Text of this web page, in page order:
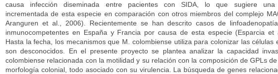
causa infección diseminada entre pacientes con SIDA, lo que sugiere una
incrementada de esta especie en comparación con otros miembros del complejo
Aranguren et al., 2006). Recientemente se han descrito casos de
inmunocompetentes en España y Francia por causa de esta especie (Esparcia et
Hasta la fecha, los mecanismos que M. colombiense utiliza para colonizar las células
son desconocidos. En el presente proyecto se plantea analizar la capacidad
colombiense relacionada con la motilidad y su relación con la composición de GPLs
morfología colonial, todo asociado con su virulencia. La búsqueda de genes